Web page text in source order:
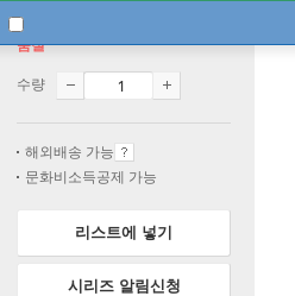
품절
수량
해외배송 가능
문화비소득공제 가능
리스트에 넣기
시리즈 알림신청